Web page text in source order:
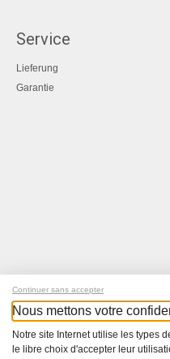
Service
Lieferung
Garantie
Continuer sans accepter
Nous mettons votre
Notre site Internet utilise les types
le libre choix d'accepter leur